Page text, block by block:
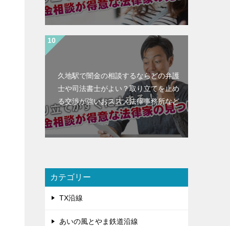
久地駅で闇金の相談するならどの弁護
士や司法書士がよい？取り立てを止め
る交渉が強いおススメ法律事務所など
カテゴリー
TX沿線
あいの風とやま鉄道沿線